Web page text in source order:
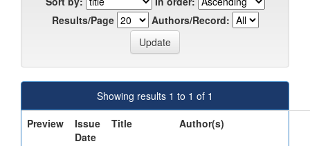
Results/Page
Authors/Record:
Showing results 1 to 1 of 1
Preview
Issue
Date
Title Author(s)